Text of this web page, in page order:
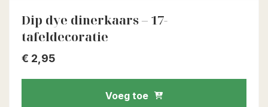
Dip dye dinerkaars – 17-
tafeldecoratie
€ 2,95
Voeg toe